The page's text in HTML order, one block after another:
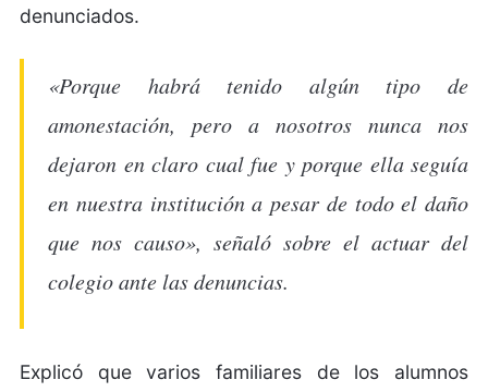
denunciados.
«Porque habrá tenido algún tipo de
amonestación, pero a nosotros nunca nos
dejaron en claro cual fue y porque ella seguía
en nuestra institución a pesar de todo el daño
que nos causo», señaló sobre el actuar del
colegio ante las denuncias.
Explicó que varios familiares de los alumnos